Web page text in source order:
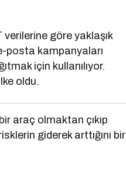
verilerine göre yaklaşık
posta kampanyaları
için kullanılıyor.
oldu.
araç olmaktan çıkıp
giderek arttığını bir